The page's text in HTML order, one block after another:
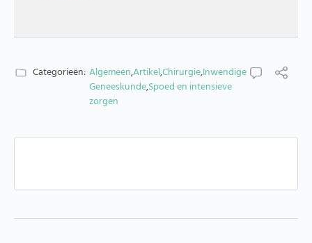
Categorieën: Algemeen,Artikel,Chirurgie,Inwendige
Geneeskunde,Spoed en intensieve
zorgen